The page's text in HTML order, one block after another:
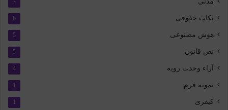
7
نکات حقوقی 6
هوش مصنوعی 5
نص قانون 5
آراء وحدت رویه 4
نمونه فرم 1
کیفری 1